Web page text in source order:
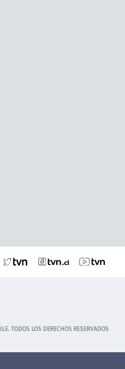
TODOS LOS DERECHOS RESERVADOS